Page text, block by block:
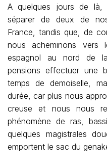
A quelques jours de
séparer de deux de
France, tandis que, de
nous acheminons vers
espagnol au nord de
pensions effectuer une
temps de demoiselle,
durée, car plus nous
creuse et nous nous
phénomène de ras,
quelques magistrales
emportent le sac du